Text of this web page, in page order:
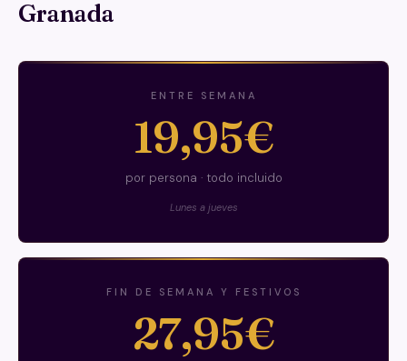
Granada
ENTRE SEMANA
19,95€
por persona · todo incluido
Lunes a jueves
FIN DE SEMANA Y FESTIVOS
27,95€